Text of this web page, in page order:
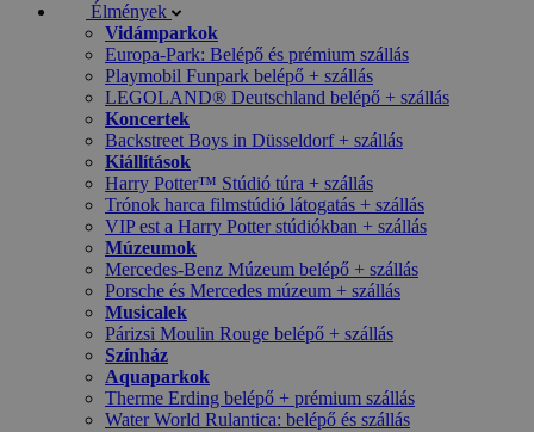
Élmények
Vidámparkok
Europa-Park: Belépő és prémium szállás
Playmobil Funpark belépő + szállás
LEGOLAND® Deutschland belépő + szállás
Koncertek
Backstreet Boys in Düsseldorf + szállás
Kiállítások
Harry Potter™ Stúdió túra + szállás
Trónok harca filmstúdió látogatás + szállás
VIP est a Harry Potter stúdiókban + szállás
Múzeumok
Mercedes-Benz Múzeum belépő + szállás
Porsche és Mercedes múzeum + szállás
Musicalek
Párizsi Moulin Rouge belépő + szállás
Színház
Aquaparkok
Therme Erding belépő + prémium szállás
Water World Rulantica: belépő és szállás